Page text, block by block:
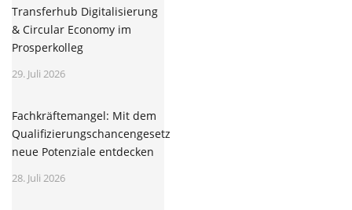
Transferhub Digitalisierung
& Circular Economy im
Prosperkolleg
29. Juli 2026
Fachkräftemangel: Mit dem
Qualifizierungschancengesetz
neue Potenziale entdecken
28. Juli 2026